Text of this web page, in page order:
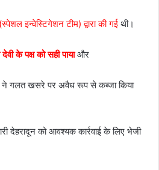
इन्वेस्टिगेशन टीम) द्वारा की गईथी।
के पक्ष को सही पायाऔर
ने गलत खसरे पर अवैध रूप से कब्जा किया
देहरादून को आवश्यक कार्रवाई के लिए भेजी